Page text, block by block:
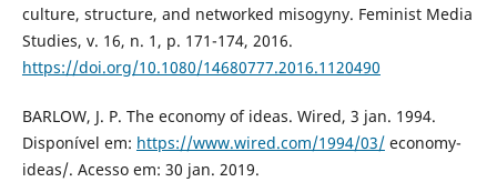
culture, structure, and networked misogyny. Feminist Media
Studies, v. 16, n. 1, p. 171-174, 2016.
https://doi.org/10.1080/14680777.2016.1120490
BARLOW, J. P. The economy of ideas. Wired, 3 jan. 1994.
Disponível em: https://www.wired.com/1994/03/economy-
ideas/. Acesso em: 30 jan. 2019.